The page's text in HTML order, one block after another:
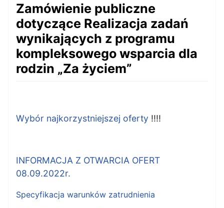
Zamówienie publiczne
dotyczące Realizacja zadań
wynikających z programu
kompleksowego wsparcia dla
rodzin „Za życiem”
Wybór najkorzystniejszej oferty !!!!
INFORMACJA Z OTWARCIA OFERT
08.09.2022r.
Specyfikacja warunków zatrudnienia